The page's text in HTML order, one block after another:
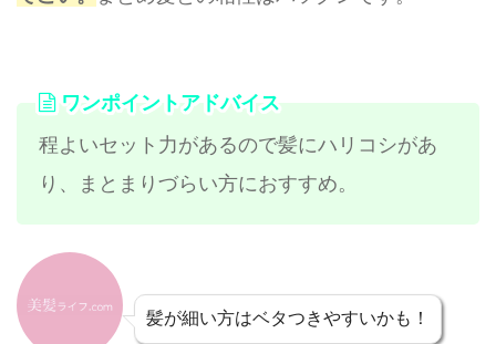
ワンポイントアドバイス
程よいセット力があるので髪にハリコシがあ
り、まとまりづらい方におすすめ。
髪が細い方はベタつきやすいかも！